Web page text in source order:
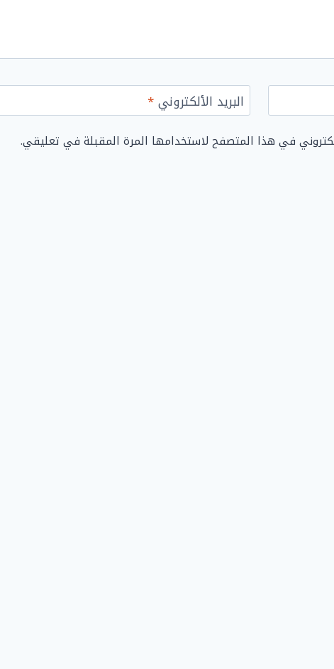
البريد الألكتروني*
في هذا المتصفح لاستخدامها المرة المقبلة في تعليقي.